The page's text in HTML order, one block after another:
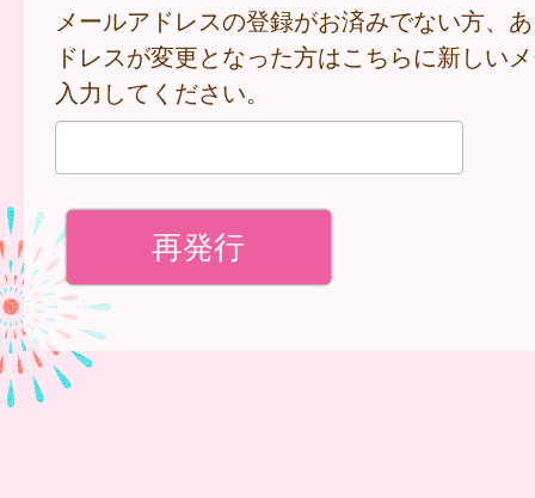
メールアドレスの登録がお済みでない方、
ドレスが変更となった方はこちらに新しい
入力してください。